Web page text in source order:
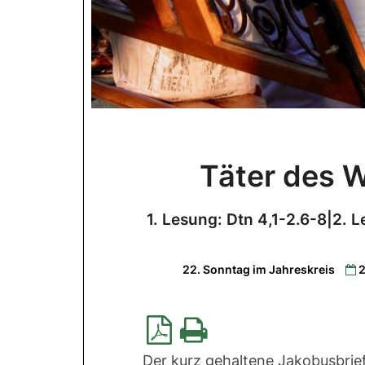
Täter des
1. Lesung: Dtn 4,1-2.6-8|2.
22. Sonntag im Jahreskreis
Der kurz gehaltene